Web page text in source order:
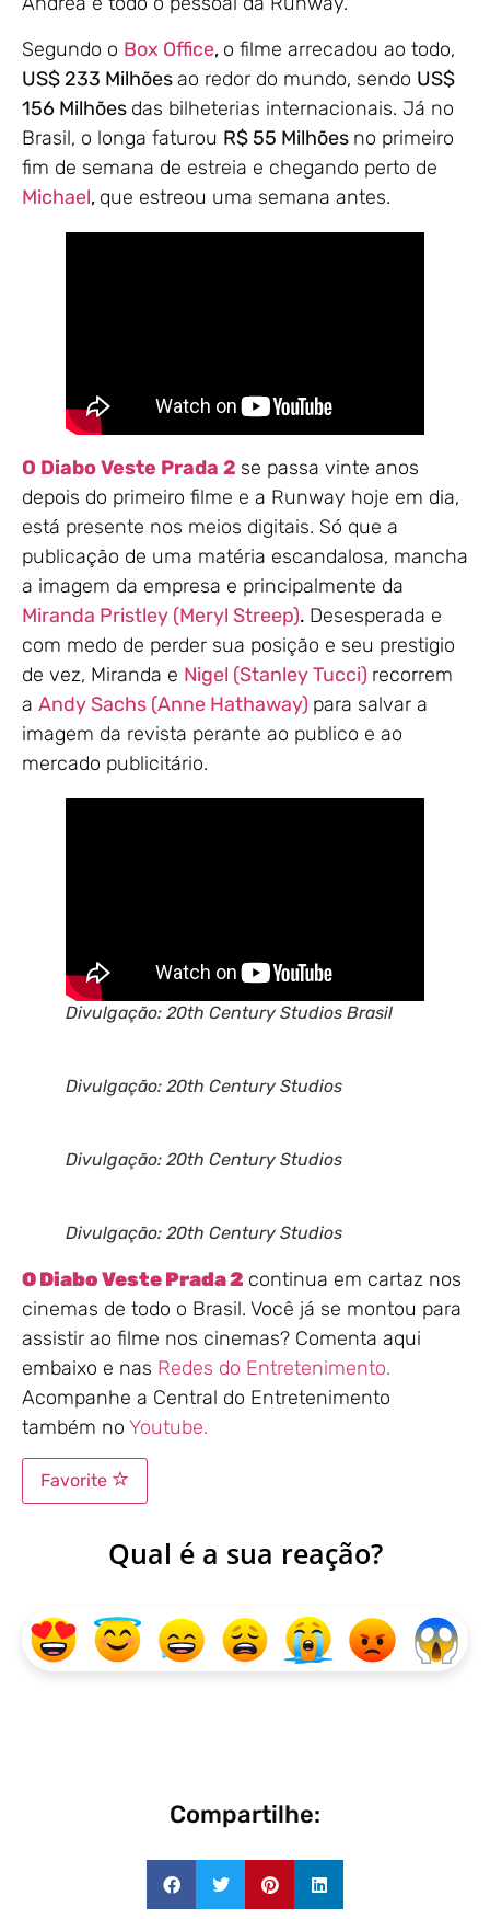
Segundo o Box Office, o filme arrecadou ao todo,
US$ 233 Milhõesao redor do mundo, sendo US$
156 Milhões das bilheterias internacionais. Já no
Brasil, o longa faturou R$ 55 Milhões no primeiro
fim de semana de estreia e chegando perto de
Michael, que estreou uma semana antes.
O Diabo Veste Prada 2 se passa vinte anos
depois do primeiro filme e a Runway hoje em dia,
está presente nos meios digitais. Só que a
publicação de uma matéria escandalosa, mancha
a imagem da empresa e principalmente da
Miranda Pristley (Meryl Streep). Desesperada e
com medo de perder sua posição e seu prestigio
de vez, Miranda e Nigel (Stanley Tucci) recorrem
a Andy Sachs (Anne Hathaway) para salvar a
imagem da revista perante ao publico e ao
mercado publicitário.
Divulgação: 20th Century Studios Brasil
Divulgação: 20th Century Studios
Divulgação: 20th Century Studios
Divulgação: 20th Century Studios
O Diabo Veste Prada 2 continua em cartaz nos
cinemas de todo o Brasil. Você já se montou para
assistir ao filme nos cinemas? Comenta aqui
embaixo e nas Redes do Entretenimento.
Acompanhe a Central do Entretenimento
também no Youtube.
Favorite
Qual é a sua reação?
Compartilhe: